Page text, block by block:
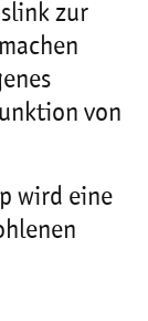
zur
von
wird eine